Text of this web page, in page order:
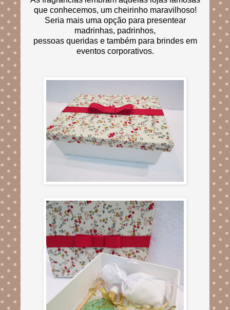
que conhecemos, um cheirinho maravilhoso!
Seria mais uma opção para presentear
madrinhas, padrinhos,
pessoas queridas e também para brindes em
eventos corporativos.